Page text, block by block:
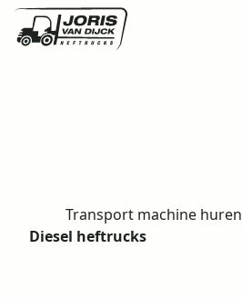
o
Transport machine huren
Diesel heftrucks